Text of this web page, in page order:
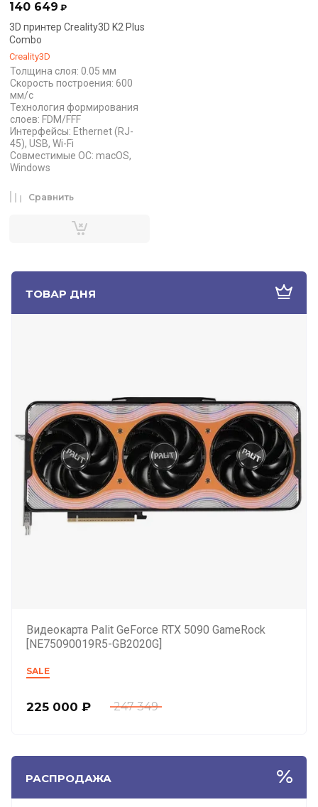
ТОВАР ДНЯ
Видеокарта Palit GeForce RTX 5090 GameRock
[NE75090019R5-GB2020G]
SALE
247 349
225 000 ₽
РАСПРОДАЖА
140 649 ₽
3D принтер Creality3D K2 Plus
Combo
Creality3D
Толщина слоя: 0.05 мм
Скорость построения: 600
мм/с
Технология формирования
слоев: FDM/FFF
Интерфейсы: Ethernet (RJ-
45), USB, Wi-Fi
Совместимые ОС: macOS,
Windows
Сравнить